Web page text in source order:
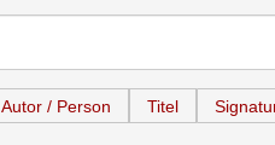
Autor / Person Titel